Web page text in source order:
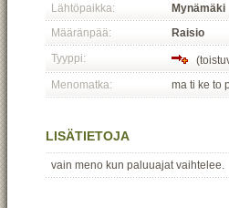
Lähtöpaikka:
Mynämäki
Määränpää:
Raisio
Tyyppi:
Menomatka:
ma ti ke to
LISÄTIETOJA
vain meno kun paluuajat vaihtelee.